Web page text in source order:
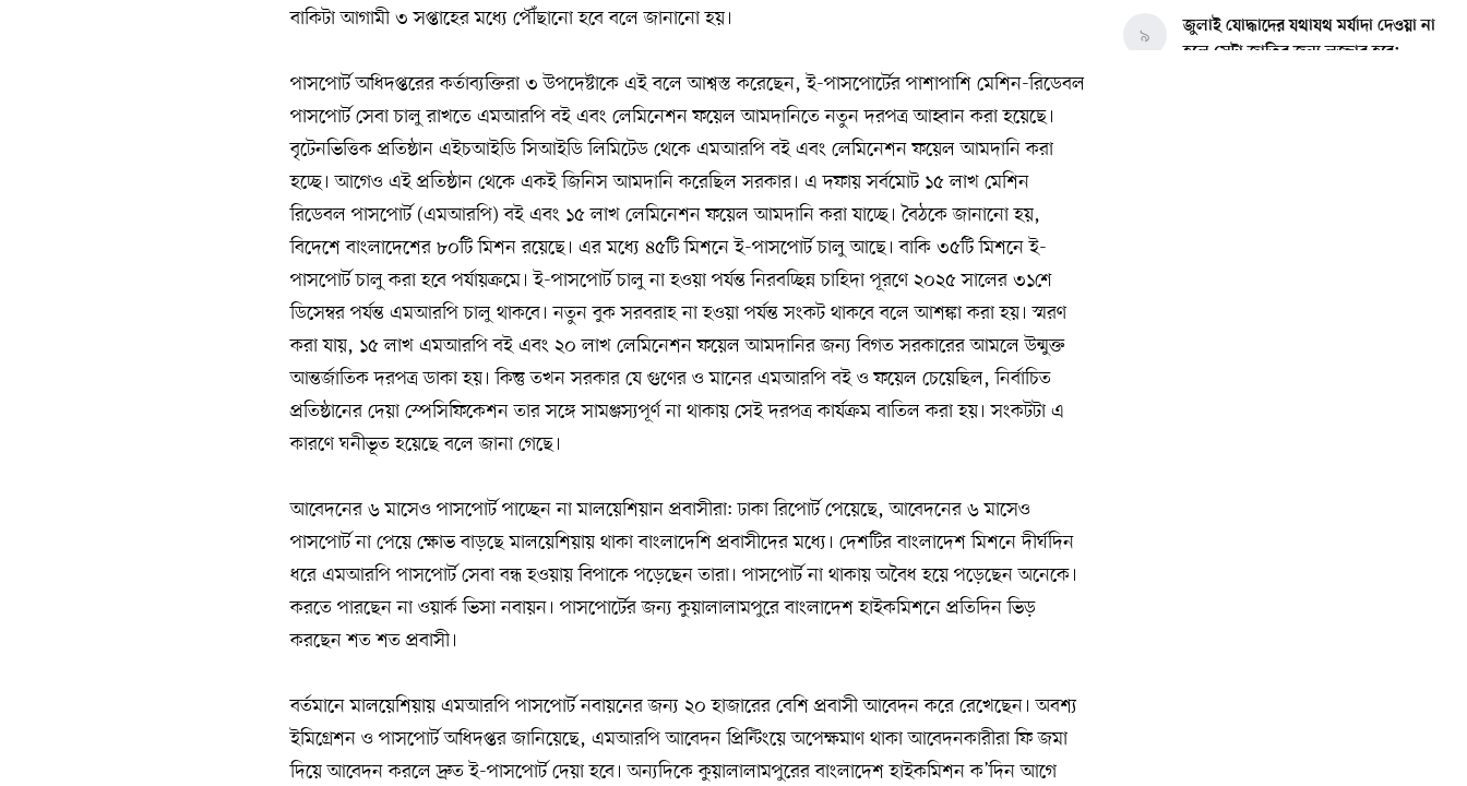
বাকিটা আগামী ৩ সপ্তাহের মধ্যে পৌঁছানো হবে বলে জানানো হয়।
পাসপোর্ট অধিদপ্তরের কর্তাব্যক্তিরা ৩ উপদেষ্টাকে এই বলে আশ্বস্ত করেছেন, ই-পাসপোর্টের পাশাপাশি মেশিন-রিডেবল
পাসপোর্ট সেবা চালু রাখতে এমআরপি বই এবং লেমিনেশন ফয়েল আমদানিতে নতুন দরপত্র আহ্বান করা হয়েছে।
বৃটেনভিত্তিক প্রতিষ্ঠান এইচআইডি সিআইডি লিমিটেড থেকে এমআরপি বই এবং লেমিনেশন ফয়েল আমদানি করা
হচ্ছে। আগেও এই প্রতিষ্ঠান থেকে একই জিনিস আমদানি করেছিল সরকার। এ দফায় সর্বমোট ১৫ লাখ মেশিন
রিডেবল পাসপোর্ট (এমআরপি) বই এবং ১৫ লাখ লেমিনেশন ফয়েল আমদানি করা যাচ্ছে। বৈঠকে জানানো হয়,
বিদেশে বাংলাদেশের ৮০টি মিশন রয়েছে। এর মধ্যে ৪৫টি মিশনে ই-পাসপোর্ট চালু আছে। বাকি ৩৫টি মিশনে ই-
পাসপোর্ট চালু করা হবে পর্যায়ক্রমে। ই-পাসপোর্ট চালু না হওয়া পর্যন্ত নিরবচ্ছিন্ন চাহিদা পূরণে ২০২৫ সালের ৩১শে
ডিসেম্বর পর্যন্ত এমআরপি চালু থাকবে। নতুন বুক সরবরাহ না হওয়া পর্যন্ত সংকট থাকবে বলে আশঙ্কা করা হয়। স্মরণ
করা যায়, ১৫ লাখ এমআরপি বই এবং ২০ লাখ লেমিনেশন ফয়েল আমদানির জন্য বিগত সরকারের আমলে উন্মুক্ত
আন্তর্জাতিক দরপত্র ডাকা হয়। কিন্তু তখন সরকার যে গুণের ও মানের এমআরপি বই ও ফয়েল চেয়েছিল, নির্বাচিত
প্রতিষ্ঠানের দেয়া স্পেসিফিকেশন তার সঙ্গে সামঞ্জস্যপূর্ণ না থাকায় সেই দরপত্র কার্যক্রম বাতিল করা হয়। সংকটটা এ
কারণে ঘনীভূত হয়েছে বলে জানা গেছে।
আবেদনের ৬ মাসেও পাসপোর্ট পাচ্ছেন না মালয়েশিয়ান প্রবাসীরা: ঢাকা রিপোর্ট পেয়েছে, আবেদনের ৬ মাসেও
পাসপোর্ট না পেয়ে ক্ষোভ বাড়ছে মালয়েশিয়ায় থাকা বাংলাদেশি প্রবাসীদের মধ্যে। দেশটির বাংলাদেশ মিশনে দীর্ঘদিন
ধরে এমআরপি পাসপোর্ট সেবা বন্ধ হওয়ায় বিপাকে পড়েছেন তারা। পাসপোর্ট না থাকায় অবৈধ হয়ে পড়েছেন অনেকে।
করতে পারছেন না ওয়ার্ক ভিসা নবায়ন। পাসপোর্টের জন্য কুয়ালালামপুরে বাংলাদেশ হাইকমিশনে প্রতিদিন ভিড়
করছেন শত শত প্রবাসী।
বর্তমানে মালয়েশিয়ায় এমআরপি পাসপোর্ট নবায়নের জন্য ২০ হাজারের বেশি প্রবাসী আবেদন করে রেখেছেন। অবশ্য
ইমিগ্রেশন ও পাসপোর্ট অধিদপ্তর জানিয়েছে, এমআরপি আবেদন প্রিন্টিংয়ে অপেক্ষমাণ থাকা আবেদনকারীরা ফি জমা
দিয়ে আবেদন করলে দ্রুত ই-পাসপোর্ট দেয়া হবে। অন্যদিকে কুয়ালালামপুরের বাংলাদেশ হাইকমিশন ক’দিন আগে
জুলাই যোদ্ধাদের যথাযথ মর্যাদা দেওয়া না
হলে সেটা জাতির জন্য লজ্জার হবে:
৯